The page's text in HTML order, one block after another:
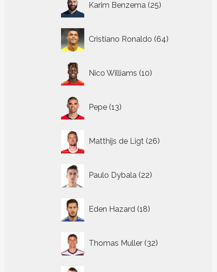
Karim Benzema 25
producten
Cristiano Ronaldo 64
producten
Nico Williams 10
producten
Pepe 13
producten
Matthijs de Ligt 26
producten
Paulo Dybala 22
producten
Eden Hazard 18
producten
Thomas Muller 32
producten